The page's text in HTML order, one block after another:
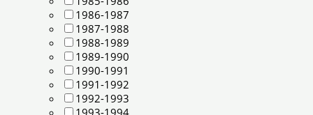
1986-1987
1987-1988
1988-1989
1989-1990
1990-1991
1991-1992
1992-1993